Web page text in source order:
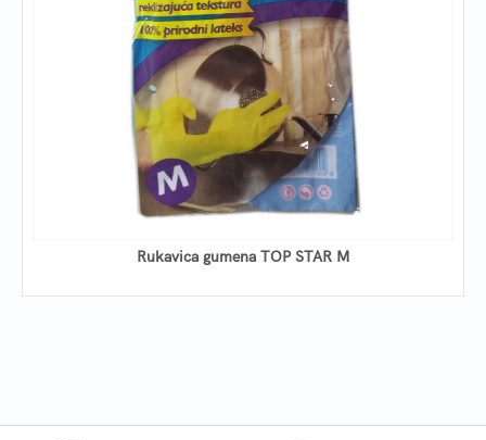
Rukavica gumena TOP STAR M